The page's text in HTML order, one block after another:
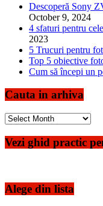
Descoperă Sony
October 9, 2024
4 sfaturi pentru
2023
5 Trucuri pentru
Top 5 obiective
Cum să începi un
Cauta in arhiva
Cauta
arhiva
Vezi ghid practic
Alege din lista